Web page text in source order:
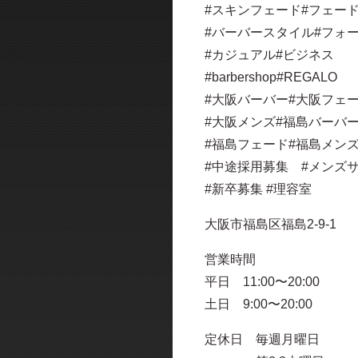
#スキンフェード#フェー
#バーバースタイル#フォ
#カジュアル#ビジネス
#barbershop#REGALO
#大阪バーバー#大阪フェ
#大阪メンズ#福島バーバー
#福島フェード#福島メン
#中途採用募集 #メンズ
#新卒募集 #理容室
大阪市福島区福島2-9-1
営業時間
平日 11:00〜20:00
土日 9:00〜20:00
定休日 毎週月曜日